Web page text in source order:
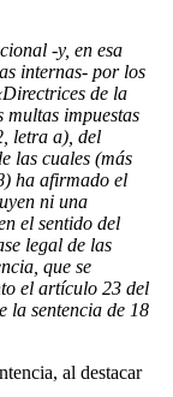
-y, en esa
internas- por los
de la
impuestas
letra a), del
las cuales (más
ha afirmado el
ni una
el sentido del
legal de las
que se
el artículo 23 del
la sentencia de 18
al destacar